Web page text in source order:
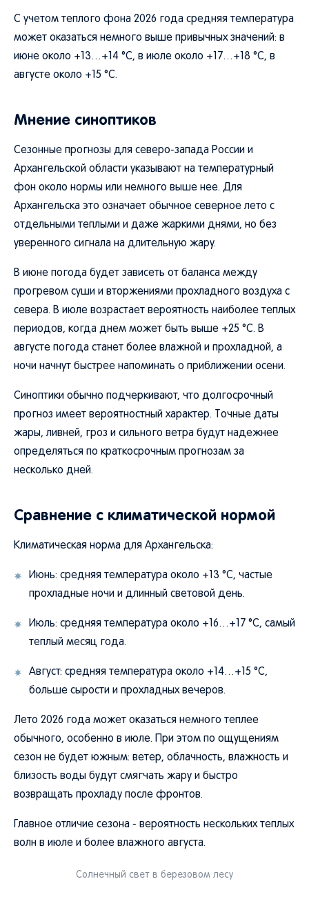
С учетом теплого фона 2026 года средняя температура
может оказаться немного выше привычных значений: в
июне около +13…+14 °C, в июле около +17…+18 °C, в
августе около +15 °C.
Мнение синоптиков
Сезонные прогнозы для северо-запада России и
Архангельской области указывают на температурный
фон около нормы или немного выше нее. Для
Архангельска это означает обычное северное лето с
отдельными теплыми и даже жаркими днями, но без
уверенного сигнала на длительную жару.
В июне погода будет зависеть от баланса между
прогревом суши и вторжениями прохладного воздуха с
севера. В июле возрастает вероятность наиболее теплых
периодов, когда днем может быть выше +25 °C. В
августе погода станет более влажной и прохладной, а
ночи начнут быстрее напоминать о приближении осени.
Синоптики обычно подчеркивают, что долгосрочный
прогноз имеет вероятностный характер. Точные даты
жары, ливней, гроз и сильного ветра будут надежнее
определяться по краткосрочным прогнозам за
несколько дней.
Сравнение с климатической нормой
Климатическая норма для Архангельска:
Июнь: средняя температура около +13 °C, частые
прохладные ночи и длинный световой день.
Июль: средняя температура около +16…+17 °C, самый
теплый месяц года.
Август: средняя температура около +14…+15 °C,
больше сырости и прохладных вечеров.
Лето 2026 года может оказаться немного теплее
обычного, особенно в июле. При этом по ощущениям
сезон не будет южным: ветер, облачность, влажность и
близость воды будут смягчать жару и быстро
возвращать прохладу после фронтов.
Главное отличие сезона - вероятность нескольких теплых
волн в июле и более влажного августа.
Солнечный свет в березовом лесу